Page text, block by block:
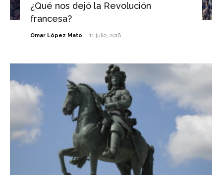
¿Qué nos dejó la Revolución
francesa?
Omar López Mato - 11 julio, 2018